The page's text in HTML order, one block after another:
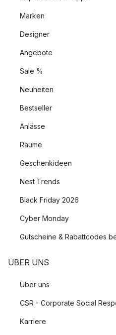
Marken
Designer
Angebote
Sale %
Neuheiten
Bestseller
Anlässe
Räume
Geschenkideen
Nest Trends
Black Friday 2026
Cyber Monday
Gutscheine & Rabattcodes
ÜBER UNS
Über uns
CSR - Corporate Social
Karriere